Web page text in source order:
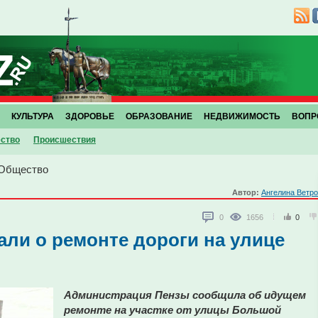
Проиcшествия
КУЛЬТУРА ЗДОРОВЬЕ ОБРАЗОВАНИЕ НЕДВИЖИМОСТЬ
Автор: Ангелина
0 1656 0
о ремонте дороги на улице
Администрация Пензы сообщила об идущем
ремонте на участке от улицы Большой